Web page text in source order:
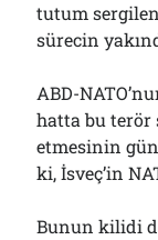
tutum
sürecin
ABD-
hatta bu terör
etmesinin
ki, İsveç’in
Bunun kilidi